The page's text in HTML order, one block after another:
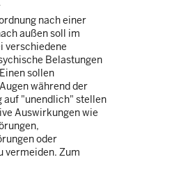
nach einer
außen soll im
verschiedene
Belastungen
sollen
während der
"unendlich" stellen
Auswirkungen wie
oder
vermeiden. Zum